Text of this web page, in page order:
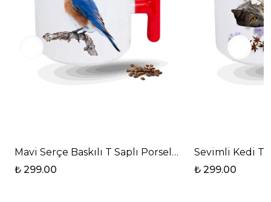
Mavi Serçe Baskılı T Saplı Porselen Kupa Bardak
₺ 299.00
Sevimli Kedi
₺ 299.00